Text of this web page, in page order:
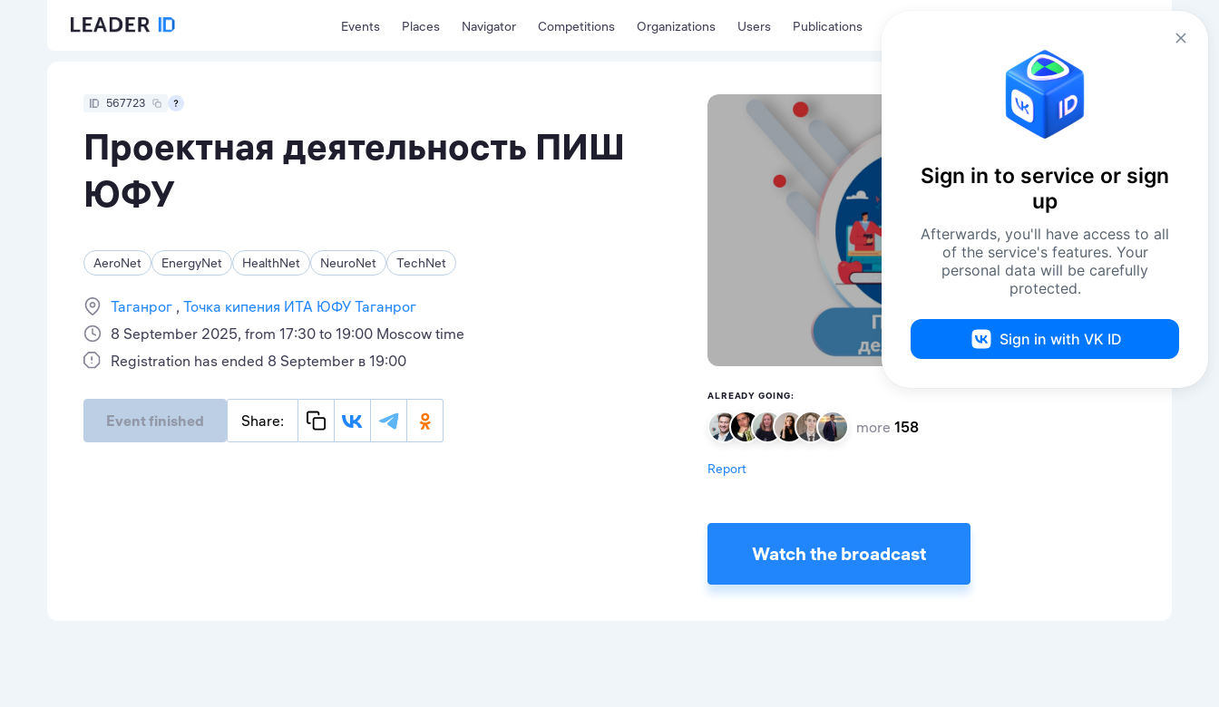
Events Places Navigator Competitions Organizations Users Publications
567723
Проектная деятельность ПИШ
ЮФУ
AeroNet EnergyNet HealthNet NeuroNet TechNet
Таганрог Точка кипения ИТА ЮФУ Таганрог
8 September 2025, from 17:30 to 19:00 Moscow time
Registration has ended 8 September в 19:00
Event finished Share:
ALREADY GOING:
more 158
Report
Watch the broadcast
Sign in to service or sign
up
Afterwards, you'll have access to all
of the service's features. Your
personal data will be carefully
protected.
Sign in with VK ID